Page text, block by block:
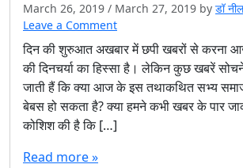
March 26, 2019 / March 27, 2019 by डॉ
Leave a Comment
दिन की शुरुआत अखबार में छपी खबरों से करना
की दिनचर्या का हिस्सा है। लेकिन कुछ खबरें
जाती हैं कि क्या आज के इस तथाकथित सभ्य
बेबस हो सकता है? क्या हमने कभी खबर के पार
कोशिश की है कि […]
Read more »